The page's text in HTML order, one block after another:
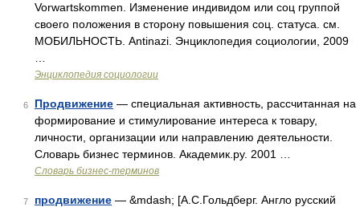
Vorwartskommen. Изменение индивидом или соц группой
своего положения в сторону повышения соц. статуса. см.
МОБИЛЬНОСТЬ. Antinazi. Энциклопедия социологии, 2009
Энциклопедия социологии
6 Продвижение — специальная активность, рассчитанная на
формирование и стимулирование интереса к товару,
личности, организации или направлению деятельности.
Словарь бизнес терминов. Академик.ру. 2001 …
Словарь бизнес-терминов
7 продвижение — &mdash; [А.С.Гольдберг. Англо русский